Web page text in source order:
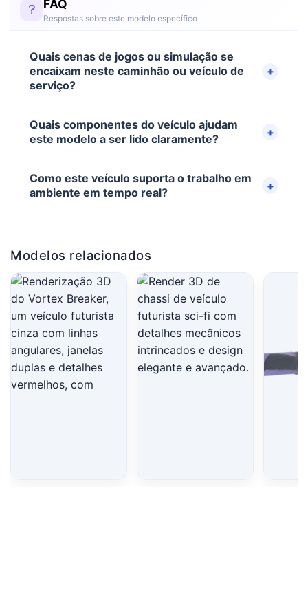
FAQ
Respostas sobre este modelo específico
Quais cenas de jogos ou simulação se
encaixam neste caminhão ou veículo de
serviço?
Quais componentes do veículo ajudam
este modelo a ser lido claramente?
Como este veículo suporta o trabalho em
ambiente em tempo real?
Modelos relacionados